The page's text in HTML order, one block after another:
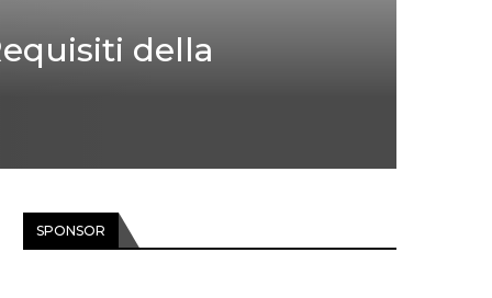
della
SPONSOR